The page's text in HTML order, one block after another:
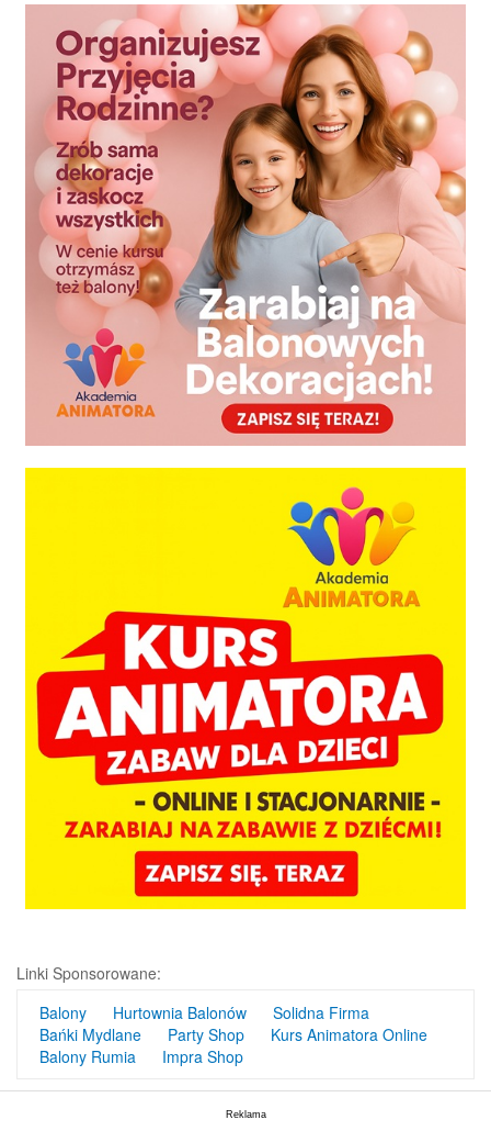
Linki Sponsorowane:
Balony
Hurtownia Balonów
Solidna Firma
Bańki Mydlane
Party Shop
Kurs Animatora Online
Balony Rumia
Impra Shop